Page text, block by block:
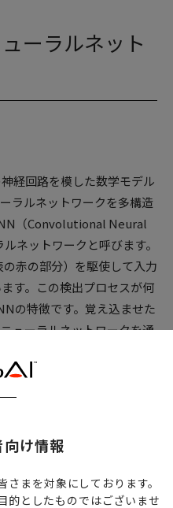
ーラルネット
経回路を模した数学モデル
ラルネットワークを多構造
（Convolutional Neural
ネットワークと呼びます。
赤の部分）を駆使して入力
す。この検出プロセスが何
の特徴です。覚え込ませた
ューラルネットワークを通
なことは、「学習データの
術は非常に革新的です。し
け情報
まを対象にしております。
的としたものではございませ